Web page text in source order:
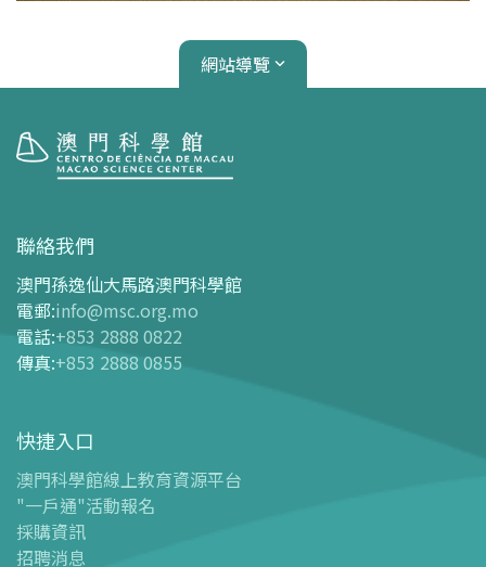
網站導覽
開放時間
交通指南
購票指南
- 網上購票
- 門票及優惠表
導覽圖
- 導覽圖
- 澳科館微定位導覽
場館設施
聯絡我們
澳門孫逸仙大馬路澳門科學館
電郵:info@msc.org.mo
電話:+853 2888 0822
傳真:+853 2888 0855
快捷入口
澳門科學館線上教育資源平台
"一戶通"活動報名
採購資訊
招聘消息